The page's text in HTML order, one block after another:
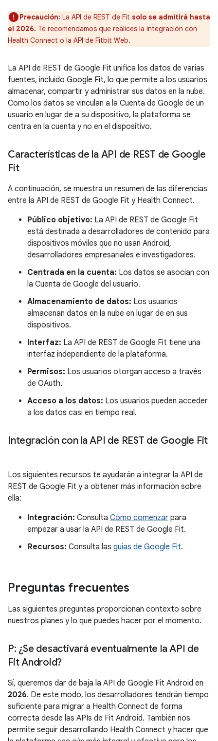
Precaución: La API de REST de Fit solo se admitirá hasta
el 2026. Te recomendamos que realices la integración con
Health Connect o la API de Fitbit Web.
La API de REST de Google Fit unifica los datos de varias
fuentes, incluido Google Fit, lo que permite a los usuarios
almacenar, compartir y administrar sus datos en la nube.
Como los datos se vinculan a la Cuenta de Google de un
usuario en lugar de a su dispositivo, la plataforma se
centra en la cuenta y no en el dispositivo.
Características de la API de REST de Google
Fit
A continuación, se muestra un resumen de las diferencias
entre la API de REST de Google Fit y Health Connect.
Público objetivo: La API de REST de Google Fit
está destinada a desarrolladores de contenido para
dispositivos móviles que no usan Android,
desarrolladores empresariales e investigadores.
Centrada en la cuenta: Los datos se asocian con
la Cuenta de Google del usuario.
Almacenamiento de datos: Los usuarios
almacenan datos en la nube en lugar de en sus
dispositivos.
Interfaz: La API de REST de Google Fit tiene una
interfaz independiente de la plataforma.
Permisos: Los usuarios otorgan acceso a través
de OAuth.
Acceso a los datos: Los usuarios pueden acceder
a los datos casi en tiempo real.
Integración con la API de REST de Google Fit
Los siguientes recursos te ayudarán a integrar la API de
REST de Google Fit y a obtener más información sobre
ella:
Integración: Consulta Cómo comenzar para
empezar a usar la API de REST de Google Fit.
Recursos: Consulta las guías de Google Fit.
Preguntas frecuentes
Las siguientes preguntas proporcionan contexto sobre
nuestros planes y lo que puedes hacer por el momento.
P: ¿Se desactivará eventualmente la API de
Fit Android?
Sí, queremos dar de baja la API de Google Fit Android en
2026. De este modo, los desarrolladores tendrán tiempo
suficiente para migrar a Health Connect de forma
correcta desde las APIs de Fit Android. También nos
permite seguir desarrollando Health Connect y hacer que